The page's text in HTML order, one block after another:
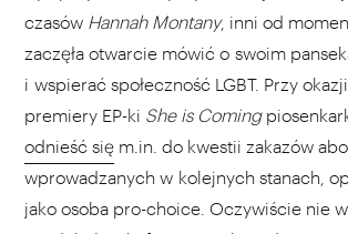
czasów Hannah Montany, inni od
zaczęła otwarcie mówić o swoim
i wspierać społeczność LGBT. Przy
premiery EP-ki She is Coming
odnieść się m.in. do kwestii zakazów
wprowadzanych w kolejnych stanach,
jako osoba pro-choice. Oczywiście nie